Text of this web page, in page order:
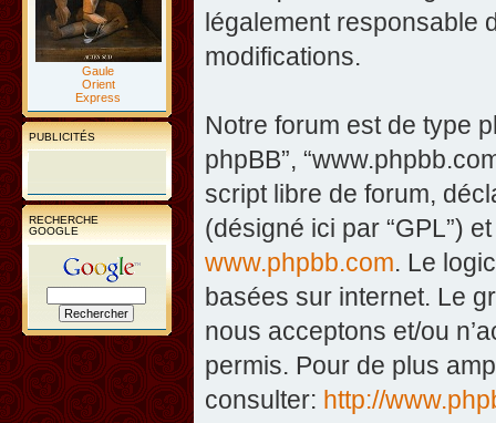
Gaule
Orient
Express
PUBLICITÉS
RECHERCHE
GOOGLE
légalement responsable
modifications.
Notre forum est de type
phpBB”,
script libre de forum,
(désigné ici par “GPL”)
www.phpbb.com. Le
basées sur internet. Le
nous acceptons et/ou
permis. Pour de plus
consulter: http://